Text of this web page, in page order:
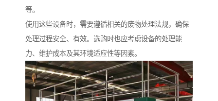
等。
使用这些设备时，需要遵循相关的废物处理法规，确保
处理过程安全、有效。选购时也应考虑设备的处理能
力、维护成本及其环境适应性等因素。